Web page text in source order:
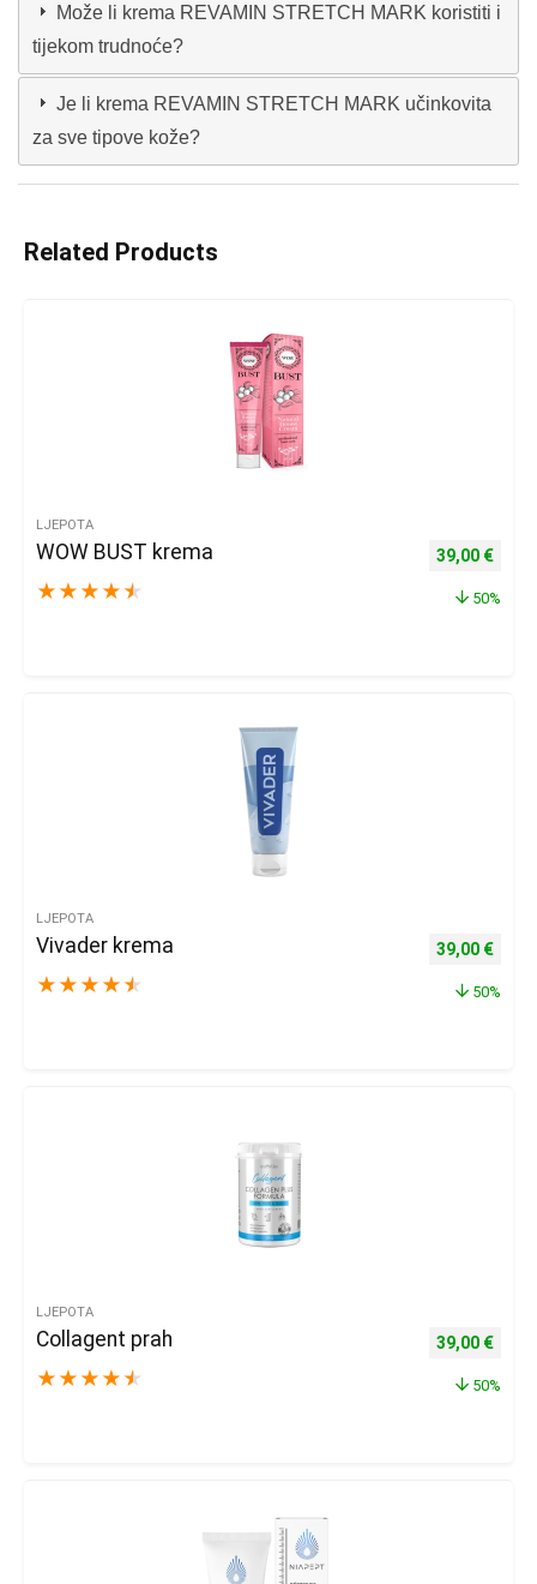
Može li krema REVAMIN STRETCH MARK koristiti i
tijekom trudnoće?
Je li krema REVAMIN STRETCH MARK učinkovita
za sve tipove kože?
Related Products
LJEPOTA
WOW BUST krema
★ ★ ★ ★ ★
Izvorna
39,00 €
50%
LJEPOTA
Vivader krema
★ ★ ★ ★ ★
Izvorna
39,00 €
50%
LJEPOTA
Collagent prah
★ ★ ★ ★ ★
Izvorna
39,00 €
50%